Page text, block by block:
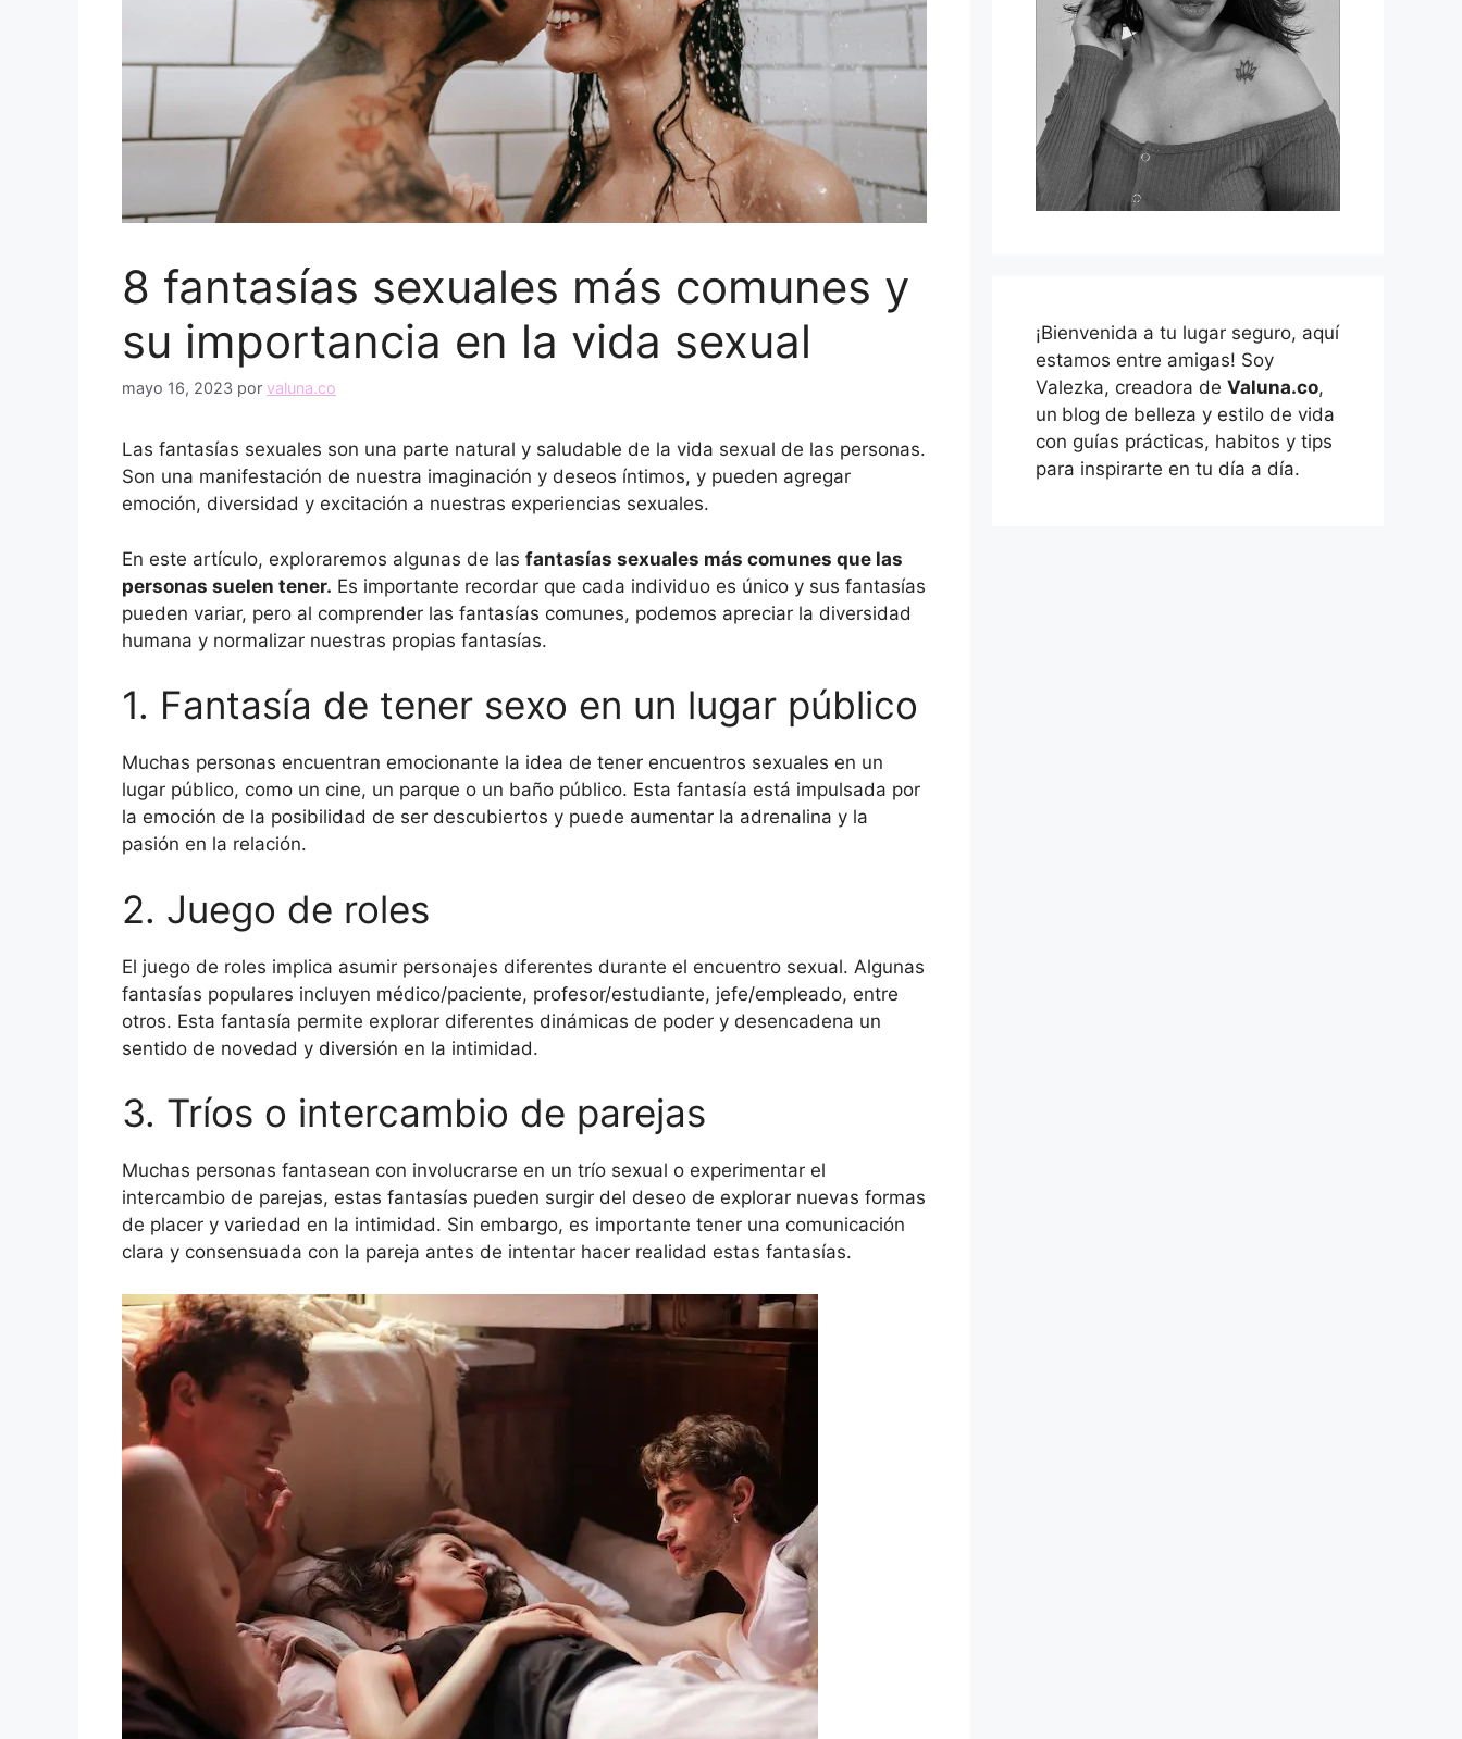
8 fantasías sexuales más comunes y
su importancia en la vida sexual
mayo 16, 2023 por valuna.co
Las fantasías sexuales son una parte natural y saludable de la vida sexual de las personas.
Son una manifestación de nuestra imaginación y deseos íntimos, y pueden agregar
emoción, diversidad y excitación a nuestras experiencias sexuales.
En este artículo, exploraremos algunas de las fantasías sexuales más comunes que las
personas suelen tener. Es importante recordar que cada individuo es único y sus fantasías
pueden variar, pero al comprender las fantasías comunes, podemos apreciar la diversidad
humana y normalizar nuestras propias fantasías.
1. Fantasía de tener sexo en un lugar público
Muchas personas encuentran emocionante la idea de tener encuentros sexuales en un
lugar público, como un cine, un parque o un baño público. Esta fantasía está impulsada por
la emoción de la posibilidad de ser descubiertos y puede aumentar la adrenalina y la
pasión en la relación.
2. Juego de roles
El juego de roles implica asumir personajes diferentes durante el encuentro sexual. Algunas
fantasías populares incluyen médico/paciente, profesor/estudiante, jefe/empleado, entre
otros. Esta fantasía permite explorar diferentes dinámicas de poder y desencadena un
sentido de novedad y diversión en la intimidad.
3. Tríos o intercambio de parejas
Muchas personas fantasean con involucrarse en un trío sexual o experimentar el
intercambio de parejas, estas fantasías pueden surgir del deseo de explorar nuevas formas
de placer y variedad en la intimidad. Sin embargo, es importante tener una comunicación
clara y consensuada con la pareja antes de intentar hacer realidad estas fantasías.
¡Bienvenida a tu lugar seguro, aquí
estamos entre amigas! Soy
Valezka, creadora de Valuna.co,
un blog de belleza y estilo de vida
con guías prácticas, habitos y tips
para inspirarte en tu día a día.